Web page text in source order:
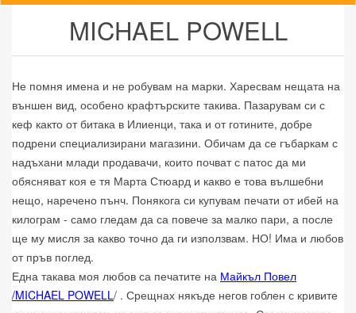
MICHAEL POWELL
Не помня имена и не робувам на марки. Харесвам нещата на
външен вид, особено крафтърските такива. Пазарувам си с
кеф както от битака в Илиенци, така и от готините, добре
подрени специализирани магазини. Обичам да се гъбаркам с
надъхани млади продавачи, които почват с патос да ми
обясняват коя е тя Марта Стюард и какво е това вълшебни
нещо, наречено пънч. Понякога си купувам печати от ибей на
килограм - само гледам да са повече за малко пари, а после
ще му мисля за какво точно да ги използвам. НО! Има и любов
от пръв поглед.
Една такава моя любов са печатите на Майкъл Повел
/MICHAEL POWELL/ . Срещнах някъде негов гоблен с кривите